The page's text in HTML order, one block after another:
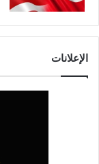
الإعلانات